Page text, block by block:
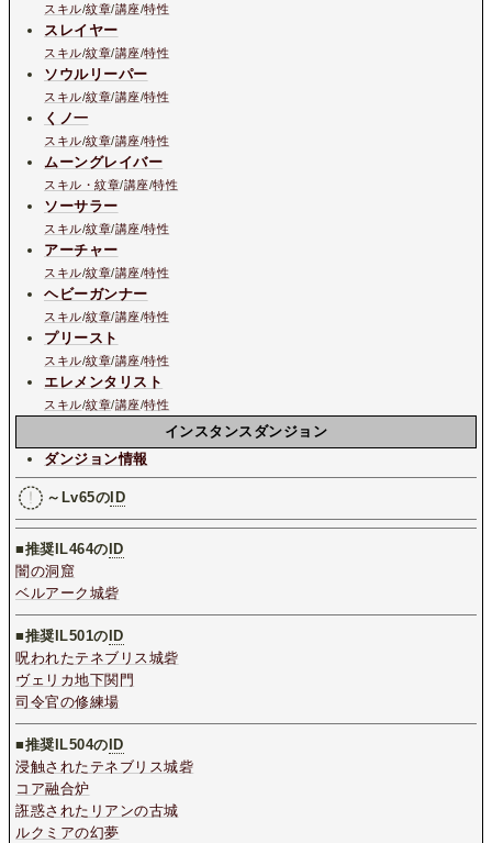
スキル/紋章/講座/特性
スレイヤー
スキル/紋章/講座/特性
ソウルリーパー
スキル/紋章/講座/特性
くノ一
スキル/紋章/講座/特性
ムーングレイバー
スキル・紋章/講座/特性
ソーサラー
スキル/紋章/講座/特性
アーチャー
スキル/紋章/講座/特性
ヘビーガンナー
スキル/紋章/講座/特性
プリースト
スキル/紋章/講座/特性
エレメンタリスト
スキル/紋章/講座/特性
インスタンスダンジョン
ダンジョン情報
～Lv65の ID
■推奨IL464の ID
闇の洞窟
ベルアーク城砦
■推奨IL501の ID
呪われたテネブリス城砦
ヴェリカ地下関門
司令官の修練場
■推奨IL504の ID
浸触されたテネブリス城砦
コア融合炉
誑惑されたリアンの古城
ルクミアの幻夢